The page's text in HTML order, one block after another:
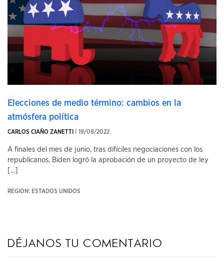
Elecciones de medio término: cambios en la
atmósfera política
CARLOS CIAÑO ZANETTI | 19/09/2022
A finales del mes de junio, tras difíciles negociaciones con los
republicanos, Biden logró la aprobación de un proyecto de ley
[...]
REGIÓN: ESTADOS UNIDOS
Déjanos tu comentario